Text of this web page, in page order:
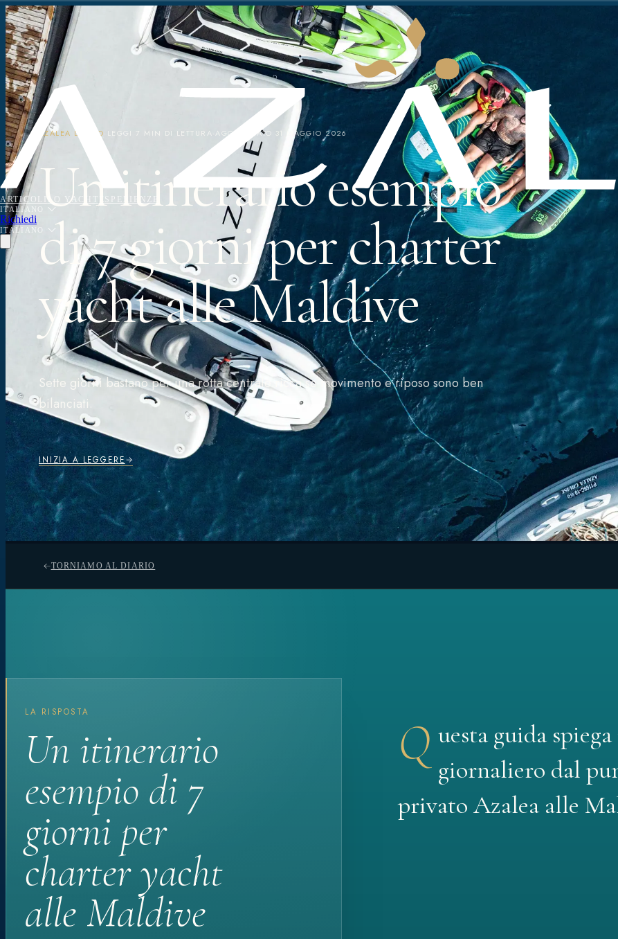
ARTICOLILO YACHT
ESPERIENZE
ITALIANO
Richiedi
ITALIANO
AZALEA DIARIO LEGGI 7 MIN DI LETTURA AGGIORNATO 31 MAGGIO 2026
Un itinerario esempio
di 7 giorni per charter
yacht alle Maldive
Sette giorni bastano per una rotta centrale ricca se movimento e riposo sono ben
bilanciati.
INIZIA A LEGGERE
TORNIAMO AL DIARIO
LA RISPOSTA
Un itinerario
esempio di 7
giorni per
charter yacht
alle Maldive
Q uesta guida
giornaliero dal
privato Azalea alle